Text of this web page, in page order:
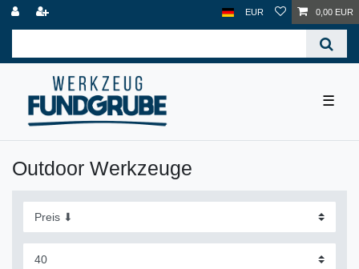
EUR 0,00 EUR
☰
Outdoor Werkzeuge